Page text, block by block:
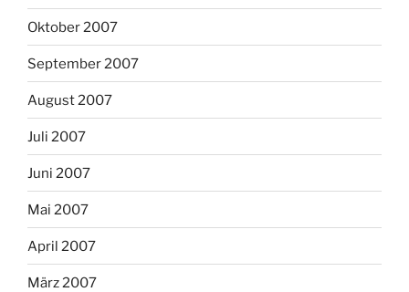
Oktober 2007
September 2007
August 2007
Juli 2007
Juni 2007
Mai 2007
April 2007
März 2007